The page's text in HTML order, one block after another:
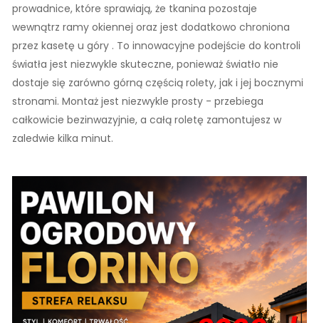
prowadnice, które sprawiają, że tkanina pozostaje
wewnątrz ramy okiennej oraz jest dodatkowo chroniona
przez kasetę u góry . To innowacyjne podejście do kontroli
światła jest niezwykle skuteczne, ponieważ światło nie
dostaje się zarówno górną częścią rolety, jak i jej bocznymi
stronami. Montaż jest niezwykle prosty - przebiega
całkowicie bezinwazyjnie, a całą roletę zamontujesz w
zaledwie kilka minut.